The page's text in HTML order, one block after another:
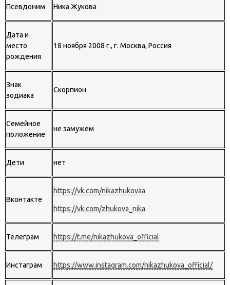
Псевдоним Ника Жукова
Дата и
место
рождения
18 ноября 2008 г., г. Москва, Россия
Знак
зодиака
Скорпион
Семейное
положение
не замужем
Дети нет
Вконтакте
https://vk.com/nikazhukovaa
https://vk.com/zhukova_nika
Телеграм https://t.me/nikazhukova_official
Инстаграм https://www.instagram.com/nikazhukova_official/